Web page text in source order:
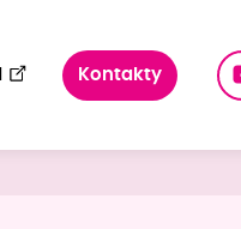
Kontakty